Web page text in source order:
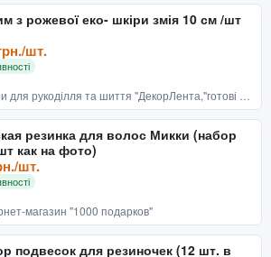
з рожевої еко- шкіри змія 10 см /шт
шт.
резинка для волос Микки (набор
как на фото)
шт.
магазин "1000 подарков"
подвесок для резиночек (12 шт. в